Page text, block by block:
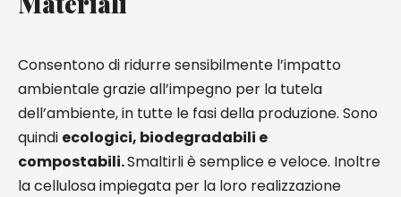
Consentono di ridurre sensibilmente l’impatto
ambientale grazie all’impegno per la tutela
dell’ambiente, in tutte le fasi della produzione. Sono
quindi ecologici, biodegradabili e
compostabili.Smaltirli è semplice e veloce. Inoltre
la cellulosa impiegata per la loro realizzazione